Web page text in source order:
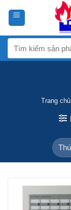
kiếm:
Trang chủ